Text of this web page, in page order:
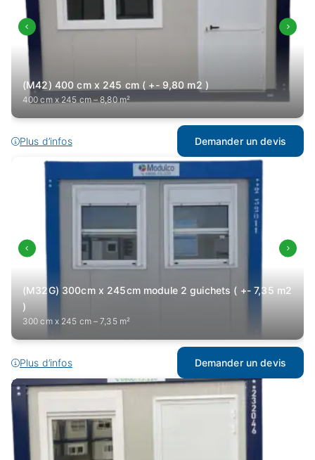
(M42) 400 cm x 245 cm ( +- 9,80 m2 )
400 cm x 245 cm – 8,80 m²
Plus d’infos Demander un devis
(M32G) 300cm x 245cm module 2 guichets ( +- 7,35 m2
)
300 cm x 245 cm – 7,35 m²
Plus d’infos Demander un devis